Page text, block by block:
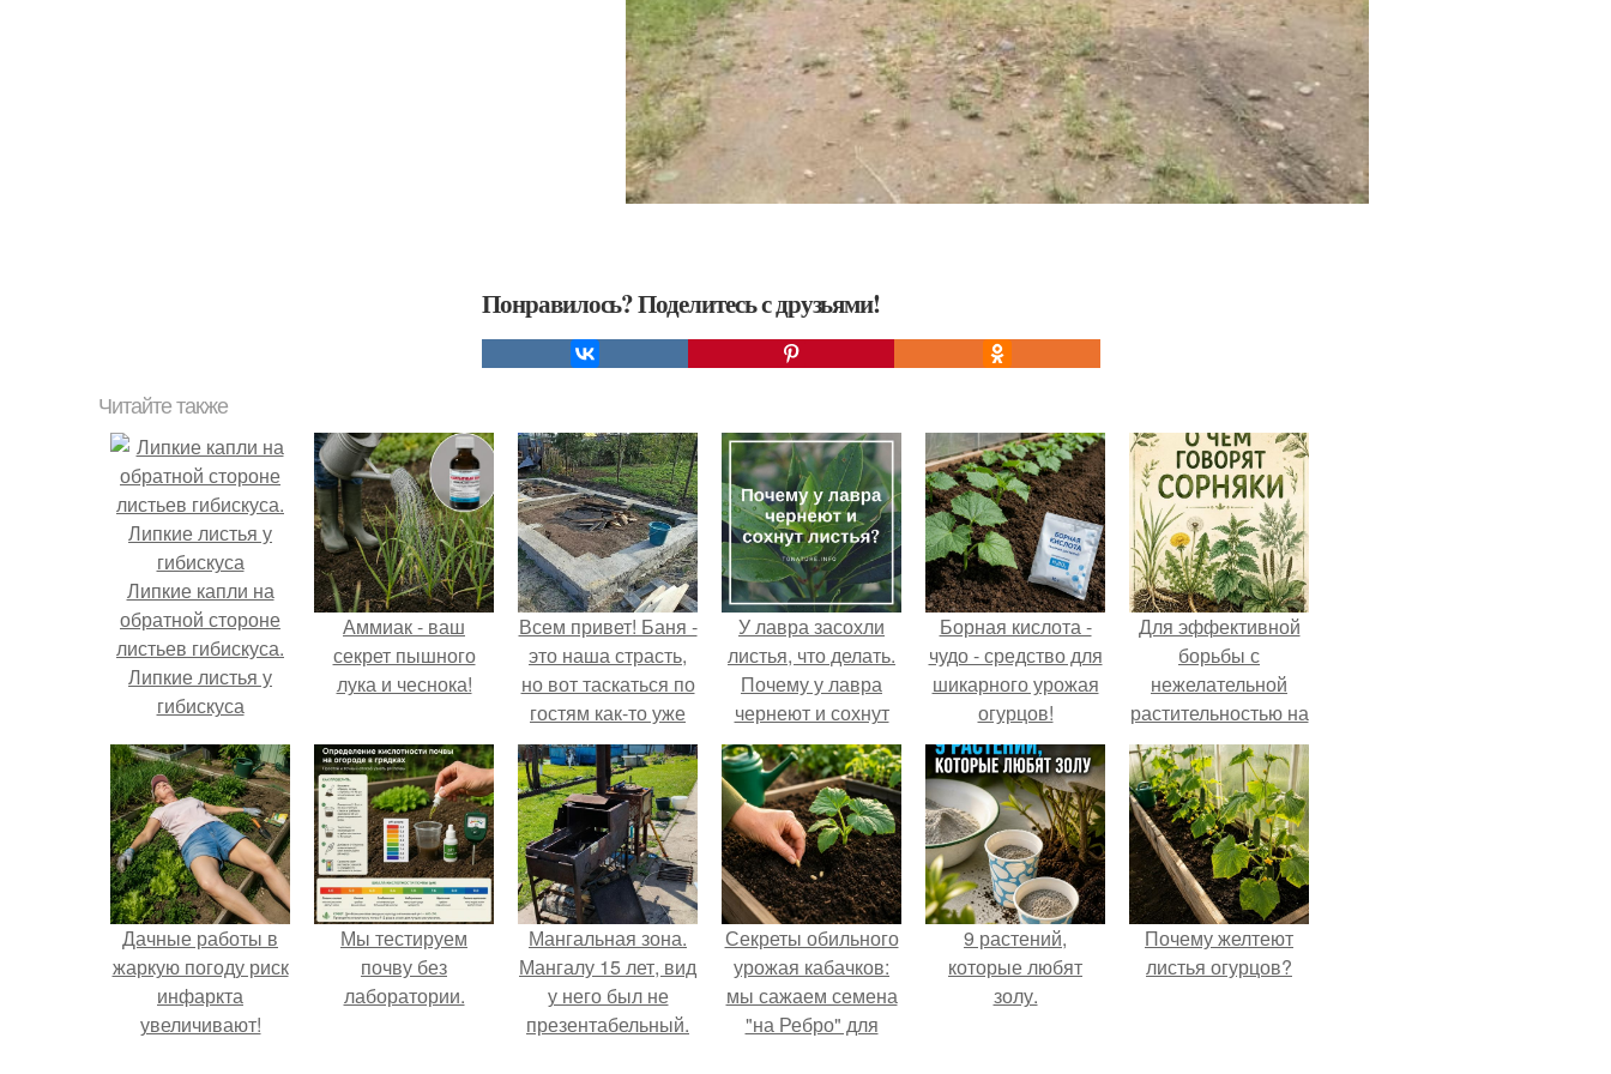
Понравилось? Поделитесь с друзьями!
Читайте также
Липкие капли на
обратной стороне
листьев гибискуса.
Липкие листья у
гибискуса
Аммиак - ваш
секрет пышного
лука и чеснока!
Всем привет! Баня -
это наша страсть,
но вот таскаться по
гостям как-то уже
надоело.
У лавра засохли
листья, что делать.
Почему у лавра
чернеют и сохнут
листья?
Борная кислота -
чудо - средство для
шикарного урожая
огурцов!
Для эффективной
борьбы с
нежелательной
растительностью на
вашем
приусадебном
участке крайне
важно понимать
природу этих
"Врагов".
Дачные работы в
жаркую погоду риск
инфаркта
увеличивают!
Мы тестируем
почву без
лаборатории.
Мангальная зона.
Мангалу 15 лет, вид
у него был не
презентабельный.
Секреты обильного
урожая кабачков:
мы сажаем семена
"на Ребро" для
9 растений,
которые любят
золу.
Почему желтеют
листья огурцов?